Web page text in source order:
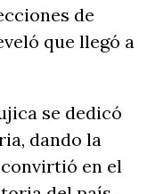
de
que llegó a
se dedicó
dando la
en el